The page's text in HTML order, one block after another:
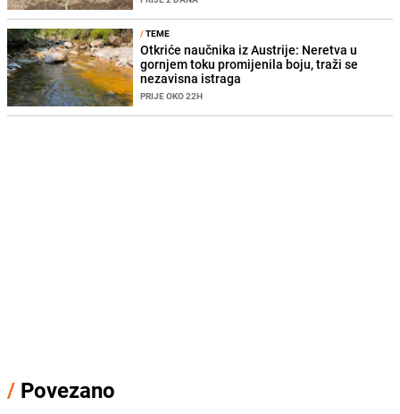
/TEME
Otkriće naučnika iz Austrije: Neretva u
gornjem toku promijenila boju, traži se
nezavisna istraga
PRIJE OKO 22H
/ Povezano